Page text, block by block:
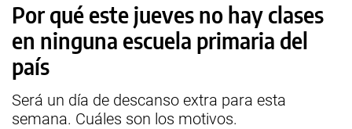
Por qué este jueves no hay clases
en ninguna escuela primaria del
país
Será un día de descanso extra para esta
semana. Cuáles son los motivos.